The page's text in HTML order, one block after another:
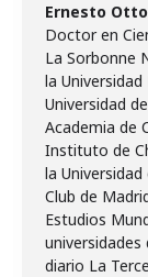
Ernesto
Doctor en
La Sorbonne
la
Universidad
Academia de
Instituto de
la
Club de
Estudios
diario La